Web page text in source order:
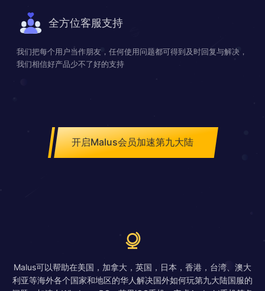
全方位客服支持
我们把每个用户当作朋友，任何使用问题都可得到及时回复与解决，
我们相信好产品少不了好的支持
开启Malus会员加速第九大陆
Malus可以帮助在美国，加拿大，英国，日本，香港，台湾、澳大
利亚等海外各个国家和地区的华人解决国外如何玩第九大陆国服的